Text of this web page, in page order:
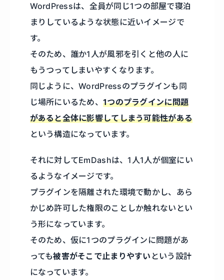
WordPressは、全員が同じ1つの部屋で寝泊
まりしているような状態に近いイメージで
す。
そのため、誰か1人が風邪を引くと他の人に
もうつってしまいやすくなります。
同じように、WordPressのプラグインも同
じ場所にいるため、1つのプラグインに問題
があると全体に影響してしまう可能性がある
という構造になっています。
それに対してEmDashは、1人1人が個室にい
るようなイメージです。
プラグインを隔離された環境で動かし、あら
かじめ許可した権限のことしか触れないとい
う形になっています。
そのため、仮に1つのプラグインに問題があ
っても被害がそこで止まりやすい という設計
になっています。